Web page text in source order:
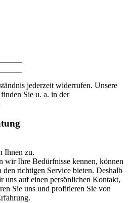
jederzeit widerrufen. Unsere
Sie u. a. in der
Ihnen zu.
wir Ihre Bedürfnisse kennen, können
den richtigen Service bieten. Deshalb
uns auf einen persönlichen Kontakt,
Sie uns und profitieren Sie von